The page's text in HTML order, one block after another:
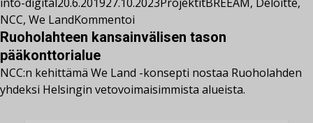
NCC, We LandKommentoi
Ruoholahteen kansainvälisen tason
pääkonttorialue
NCC:n kehittämä We Land -konsepti nostaa Ruoholahden
yhdeksi Helsingin vetovoimaisimmista alueista.